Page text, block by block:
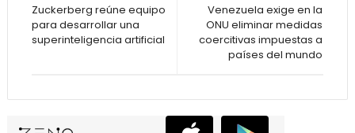
Venezuela exige en la
ONU eliminar medidas
coercitivas impuestas a
países del mundo
Zuckerberg reúne equipo
para desarrollar una
superinteligencia artificial